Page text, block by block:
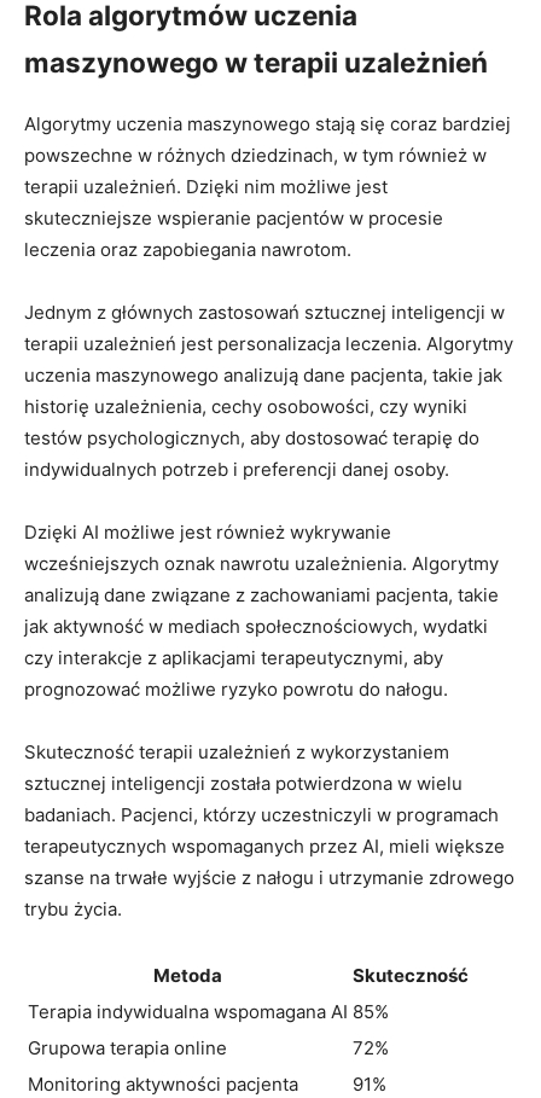
Rola algorytmów uczenia
maszynowego w terapii uzależnień
Algorytmy uczenia maszynowego stają się coraz bardziej
powszechne w różnych dziedzinach, w tym również w
terapii uzależnień. Dzięki nim możliwe jest
skuteczniejsze wspieranie pacjentów w procesie
leczenia oraz zapobiegania nawrotom.
Jednym z głównych zastosowań sztucznej inteligencji w
terapii uzależnień jest personalizacja leczenia. Algorytmy
uczenia maszynowego analizują dane pacjenta, takie jak
historię uzależnienia, cechy osobowości, czy wyniki
testów psychologicznych, aby dostosować terapię do
indywidualnych potrzeb i preferencji danej osoby.
Dzięki AI możliwe jest również wykrywanie
wcześniejszych oznak nawrotu uzależnienia. Algorytmy
analizują dane związane z zachowaniami pacjenta, takie
jak aktywność w mediach społecznościowych, wydatki
czy interakcje z aplikacjami terapeutycznymi, aby
prognozować możliwe ryzyko powrotu do nałogu.
Skuteczność terapii uzależnień z wykorzystaniem
sztucznej inteligencji została potwierdzona w wielu
badaniach. Pacjenci, którzy uczestniczyli w programach
terapeutycznych wspomaganych przez AI, mieli większe
szanse na trwałe wyjście z nałogu i utrzymanie zdrowego
trybu życia.
Metoda
Skuteczność
Terapia indywidualna wspomagana AI 85%
Grupowa terapia online
72%
Monitoring aktywności pacjenta
91%